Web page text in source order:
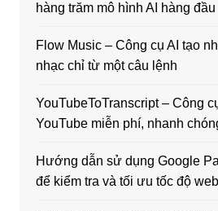
hàng trăm mô hình AI hàng đầu
Flow Music – Công cụ AI tạo
nhạc chỉ từ một câu lệnh
YouTubeToTranscript – Công
YouTube miễn phí, nhanh
Hướng dẫn sử dụng Google
để kiểm tra và tối ưu tốc độ